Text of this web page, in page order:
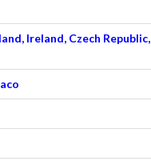
Ireland, Czech Republic,